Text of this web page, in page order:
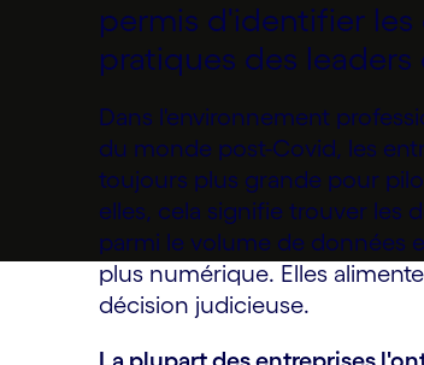
permis d'identifier les
pratiques des leaders
Dans l'environnement
du monde post-Covid, les
toujours plus grande pour
elles, cela signifie trouver les
parmi le volume de données
plus numérique. Elles
décision judicieuse.